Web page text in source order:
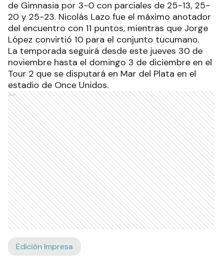
de Gimnasia por 3-0 con parciales de 25-13, 25-
20 y 25-23. Nicolás Lazo fue el máximo anotador
del encuentro con 11 puntos, mientras que Jorge
López convirtió 10 para el conjunto tucumano.
La temporada seguirá desde este jueves 30 de
noviembre hasta el domingo 3 de diciembre en el
Tour 2 que se disputará en Mar del Plata en el
estadio de Once Unidos.
Ads
Edición Impresa